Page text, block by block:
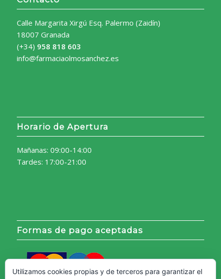
Calle Margarita Xirgú Esq. Palermo (Zaidín)
18007 Granada
(+34) 958 818 603
info@farmaciaolmosanchez.es
Horario de Apertura
Mañanas: 09:00-14:00
Tardes: 17:00-21:00
Formas de pago aceptadas
Utilizamos cookies propias y de terceros para garantizar el